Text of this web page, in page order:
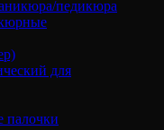
педикюра
для
палочки